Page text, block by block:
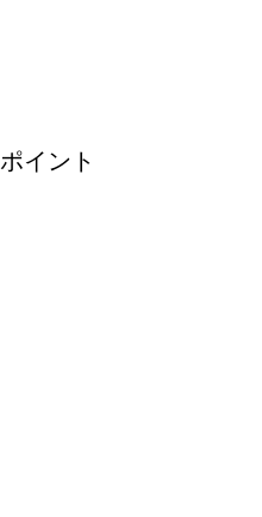
ポイント